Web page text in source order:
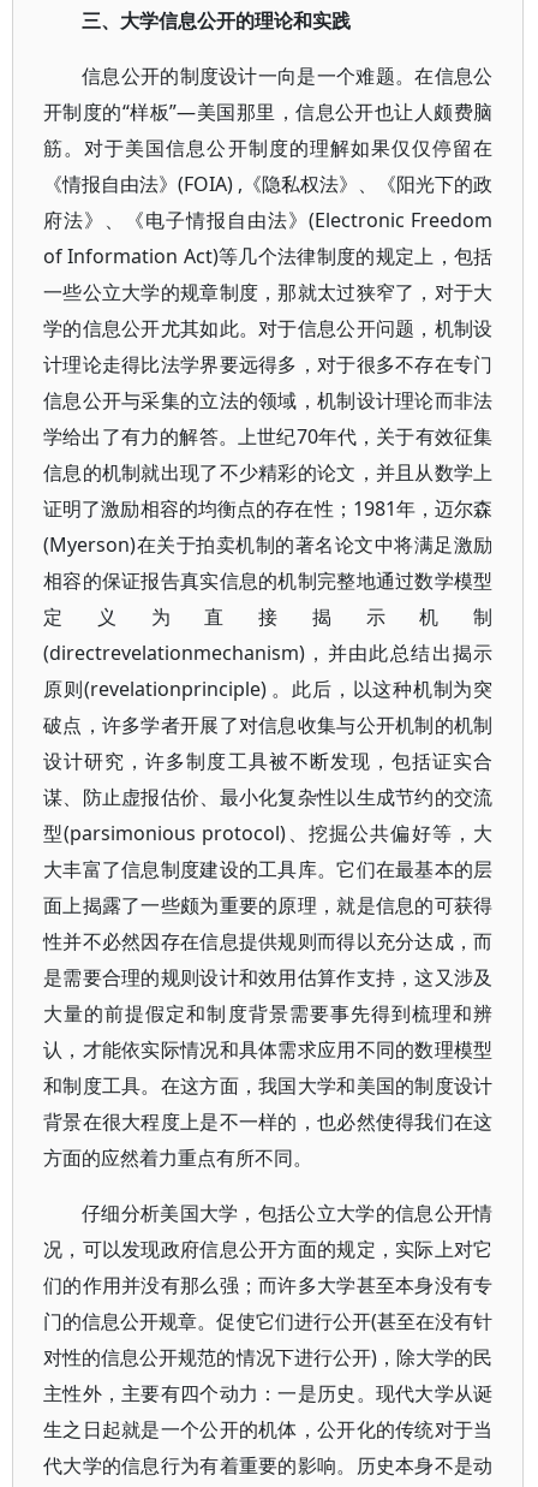
三、大学信息公开的理论和实践
信息公开的制度设计一向是一个难题。在信息公
开制度的“样板”—美国那里，信息公开也让人颇费脑
筋。对于美国信息公开制度的理解如果仅仅停留在
《情报自由法》(FOIA) ,《隐私权法》、《阳光下的政
府法》、《电子情报自由法》(Electronic Freedom
of Information Act)等几个法律制度的规定上，包括
一些公立大学的规章制度，那就太过狭窄了，对于大
学的信息公开尤其如此。对于信息公开问题，机制设
计理论走得比法学界要远得多，对于很多不存在专门
信息公开与采集的立法的领域，机制设计理论而非法
学给出了有力的解答。上世纪70年代，关于有效征集
信息的机制就出现了不少精彩的论文，并且从数学上
证明了激励相容的均衡点的存在性；1981年，迈尔森
(Myerson)在关于拍卖机制的著名论文中将满足激励
相容的保证报告真实信息的机制完整地通过数学模型
定义为直接揭示机制
(directrevelationmechanism)，并由此总结出揭示
原则(revelationprinciple) 。此后，以这种机制为突
破点，许多学者开展了对信息收集与公开机制的机制
设计研究，许多制度工具被不断发现，包括证实合
谋、防止虚报估价、最小化复杂性以生成节约的交流
型(parsimonious protocol)、挖掘公共偏好等，大
大丰富了信息制度建设的工具库。它们在最基本的层
面上揭露了一些颇为重要的原理，就是信息的可获得
性并不必然因存在信息提供规则而得以充分达成，而
是需要合理的规则设计和效用估算作支持，这又涉及
大量的前提假定和制度背景需要事先得到梳理和辨
认，才能依实际情况和具体需求应用不同的数理模型
和制度工具。在这方面，我国大学和美国的制度设计
背景在很大程度上是不一样的，也必然使得我们在这
方面的应然着力重点有所不同。
仔细分析美国大学，包括公立大学的信息公开情
况，可以发现政府信息公开方面的规定，实际上对它
们的作用并没有那么强；而许多大学甚至本身没有专
门的信息公开规章。促使它们进行公开(甚至在没有针
对性的信息公开规范的情况下进行公开)，除大学的民
主性外，主要有四个动力：一是历史。现代大学从诞
生之日起就是一个公开的机体，公开化的传统对于当
代大学的信息行为有着重要的影响。历史本身不是动